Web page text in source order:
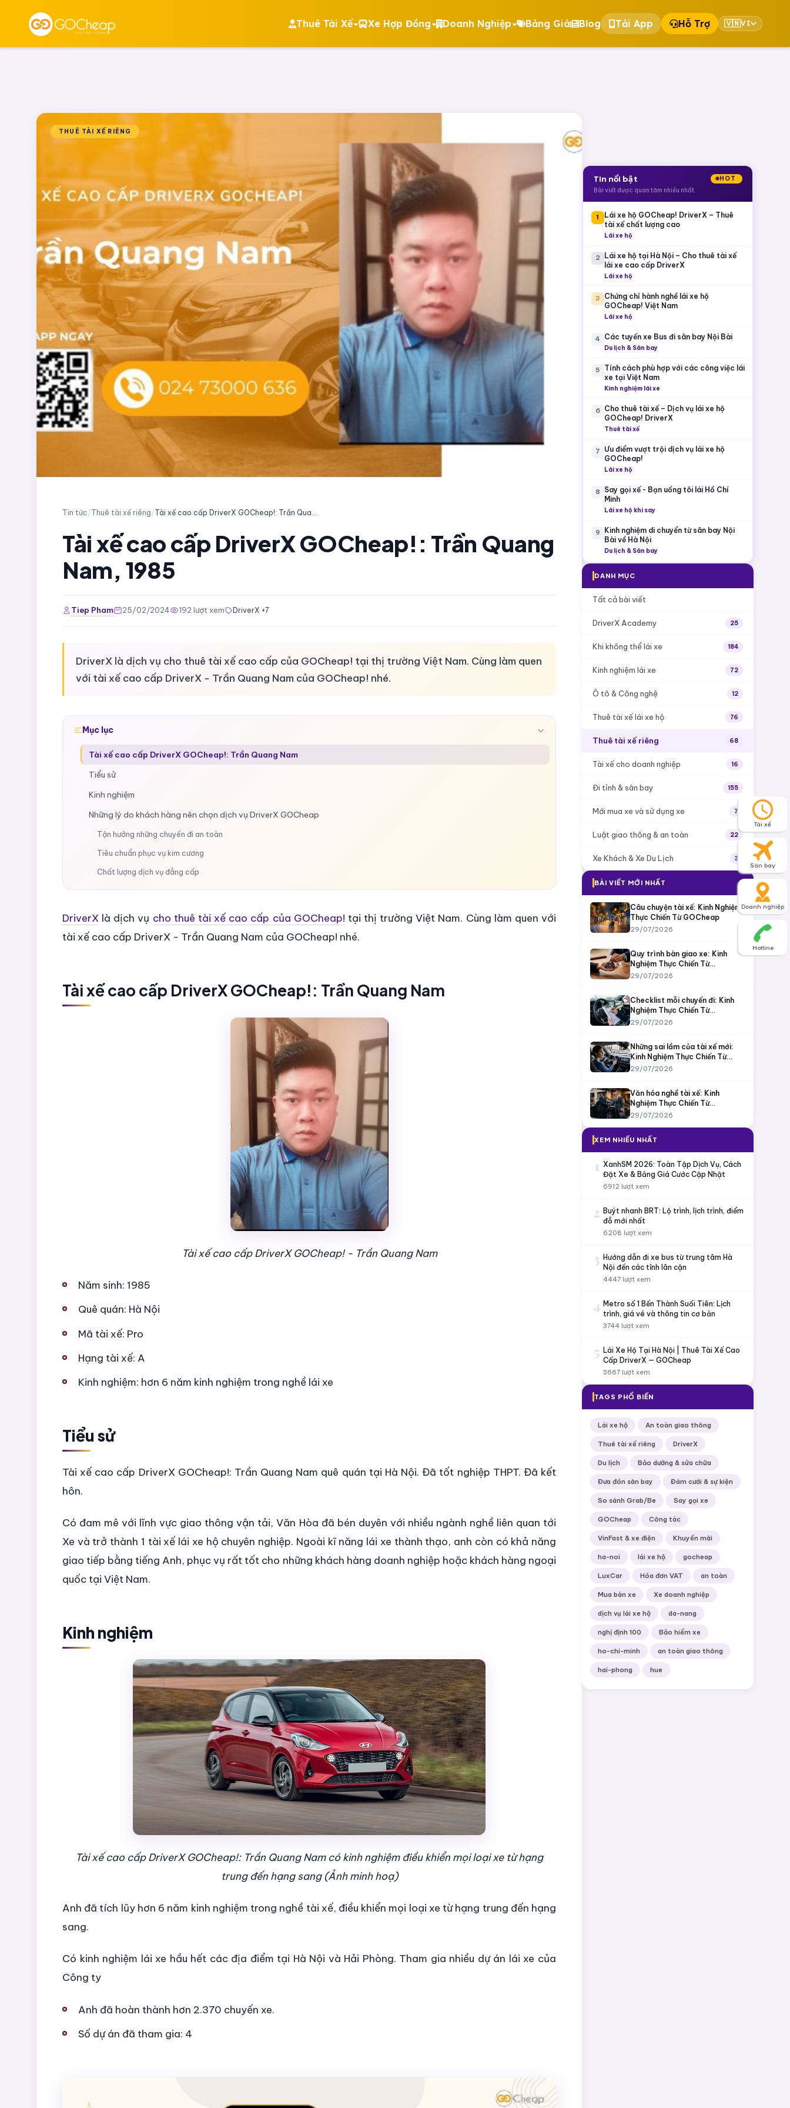
Thuê Tài Xế Xe Hợp Đồng Doanh Nghiệp Bảng Giá Blog Tải App Hỗ Trợ 🇻🇳VI
THUÊ TÀI XẾ RIÊNG
Tin tức /Thuê tài xế riêng /
Tài xế cao cấp DriverX GOCheap!: Trần Quang
Nam, 1985
Tiep Pham 25/02/2024 192 lượt xem DriverX +7
DriverX là dịch vụ cho thuê tài xế cao cấp của GOCheap! tại thị trường Việt Nam. Cùng làm quen
với tài xế cao cấp DriverX - Trần Quang Nam của GOCheap! nhé.
Mục lục
Tài xế cao cấp DriverX GOCheap!: Trần Quang Nam
Tiểu sử
Kinh nghiệm
Những lý do khách hàng nên chọn dịch vụ DriverX GOCheap
Tận hưởng những chuyến đi an toàn
Tiêu chuẩn phục vụ kim cương
Chất lượng dịch vụ đẳng cấp
DriverX là dịch vụ cho thuê tài xế cao cấp của GOCheap! tại thị trường Việt Nam. Cùng làm quen với
tài xế cao cấp DriverX - Trần Quang Nam của GOCheap! nhé.
Tài xế cao cấp DriverX GOCheap!: Trần Quang Nam
Tài xế cao cấp DriverX GOCheap! - Trần Quang Nam
Năm sinh: 1985
Quê quán: Hà Nội
Mã tài xế: Pro
Hạng tài xế: A
Kinh nghiệm: hơn 6 năm kinh nghiệm trong nghề lái xe
Tiểu sử
Tài xế cao cấp DriverX GOCheap!: Trần Quang Nam quê quán tại Hà Nội. Đã tốt nghiệp THPT. Đã kết
hôn.
Có đam mê với lĩnh vực giao thông vận tải, Văn Hòa đã bén duyên với nhiều ngành nghề liên quan tới
Xe và trở thành 1 tài xế lái xe hộ chuyên nghiệp. Ngoài kĩ năng lái xe thành thạo, anh còn có khả năng
giao tiếp bằng tiếng Anh, phục vụ rất tốt cho những khách hàng doanh nghiệp hoặc khách hàng ngoại
quốc tại Việt Nam.
Kinh nghiệm
Tài xế cao cấp DriverX GOCheap!: Trần Quang Nam có kinh nghiệm điều khiển mọi loại xe từ hạng
trung đến hạng sang (Ảnh minh hoạ)
Anh đã tích lũy hơn 6 năm kinh nghiệm trong nghề tài xế, điều khiển mọi loại xe từ hạng trung đến hạng
sang.
Có kinh nghiệm lái xe hầu hết các địa điểm tại Hà Nội và Hải Phòng. Tham gia nhiều dự án lái xe của
Công ty
Anh đã hoàn thành hơn 2.370 chuyến xe.
Số dự án đã tham gia: 4
Tin nổi bật
HOT
Bài viết được quan tâm nhiều nhất
1
Lái xe hộ GOCheap! DriverX – Thuê
tài xế chất lượng cao
Lái xe hộ
2 Lái xe hộ tại Hà Nội – Cho thuê tài xế
lái xe cao cấp DriverX
Lái xe hộ
3 Chứng chỉ hành nghề lái xe hộ
GOCheap! Việt Nam
Lái xe hộ
4 Các tuyến xe Bus đi sân bay Nội Bài
Du lịch & Sân bay
5
Tính cách phù hợp với các công việc lái
xe tại Việt Nam
Kinh nghiệm lái xe
6
Cho thuê tài xế – Dịch vụ lái xe hộ
GOCheap! DriverX
Thuê tài xế
7
Ưu điểm vượt trội dịch vụ lái xe hộ
GOCheap!
Lái xe hộ
8
Say gọi xế - Bạn uống tôi lái Hồ Chí
Minh
Lái xe hộ khi say
9
Kinh nghiệm di chuyển từ sân bay Nội
Bài về Hà Nội
Du lịch & Sân bay
DANH MỤC
Tất cả bài viết
DriverX Academy 25
Khi không thể lái xe 184
Kinh nghiệm lái xe 72
Ô tô & Công nghệ 12
Thuê tài xế lái xe hộ 76
Thuê tài xế riêng 68
Tài xế cho doanh nghiệp 16
Đi tỉnh & sân bay 155
Mới mua xe và sử dụng xe 7
Luật giao thông & an toàn 22
Xe Khách & Xe Du Lịch 3
BÀI VIẾT MỚI NHẤT
Câu chuyện tài xế: Kinh Nghiệm
Thực Chiến Từ GOCheap
29/07/2026
Quy trình bàn giao xe: Kinh
Nghiệm Thực Chiến Từ
GOCheap
29/07/2026
Checklist mỗi chuyến đi: Kinh
Nghiệm Thực Chiến Từ
GOCheap
29/07/2026
Những sai lầm của tài xế mới:
Kinh Nghiệm Thực Chiến Từ
GOCheap
29/07/2026
Văn hóa nghề tài xế: Kinh
Nghiệm Thực Chiến Từ
GOCheap
29/07/2026
XEM NHIỀU NHẤT
1 XanhSM 2026: Toàn Tập Dịch Vụ, Cách
Đặt Xe & Bảng Giá Cước Cập Nhật
6912 lượt xem
2 Buýt nhanh BRT: Lộ trình, lịch trình, điểm
đỗ mới nhất
6208 lượt xem
3 Hướng dẫn đi xe bus từ trung tâm Hà
Nội đến các tỉnh lân cận
4447 lượt xem
4 Metro số 1 Bến Thành Suối Tiên: Lịch
trình, giá vé và thông tin cơ bản
3744 lượt xem
5 Lái Xe Hộ Tại Hà Nội | Thuê Tài Xế Cao
Cấp DriverX — GOCheap
3667 lượt xem
TAGS PHỔ BIẾN
Lái xe hộ An toàn giao thông
Thuê tài xế riêng DriverX
Du lịch Bảo dưỡng & sửa chữa
Đưa đón sân bay Đám cưới & sự kiện
So sánh Grab/Be Say gọi xe
GOCheap Công tác
VinFast & xe điện Khuyến mãi
ha-noi lái xe hộ gocheap
LuxCar Hóa đơn VAT an toàn
Mua bán xe Xe doanh nghiệp
dịch vụ lái xe hộ da-nang
nghị định 100 Bảo hiểm xe
ho-chi-minh an toàn giao thông
hai-phong hue
Tài xế
Sân bay
Doanh nghiệp
Hotline